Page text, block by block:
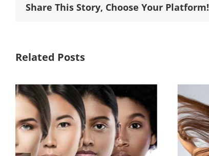
Share This Story, Choose Your Platform!
Related Posts